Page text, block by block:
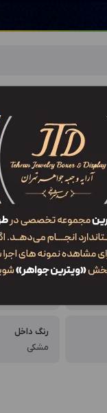
کاربرد
رنگ داخل
مشکی